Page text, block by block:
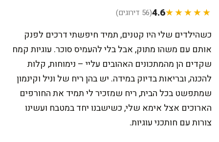
★★★★★
4.6(56 דירוגים)
כשהילדים שלי היו קטנים, תמיד חיפשתי דרכים לפנק
אותם עם משהו מתוק, אבל בלי להעמיס סוכר. עוגיות קמח
שקדים הן מהמתכונים האהובים עליי – נימוחות, קלות
להכנה, ובריאות בדיוק במידה. יש בהן ריח של וניל וקינמון
שמתפשט בכל הבית, ריח שמזכיר לי תמיד את החורפים
הארוכים אצל אימא שלי, כשישבנו יחד במטבח ועשינו
צורות עם חותכני עוגיות.